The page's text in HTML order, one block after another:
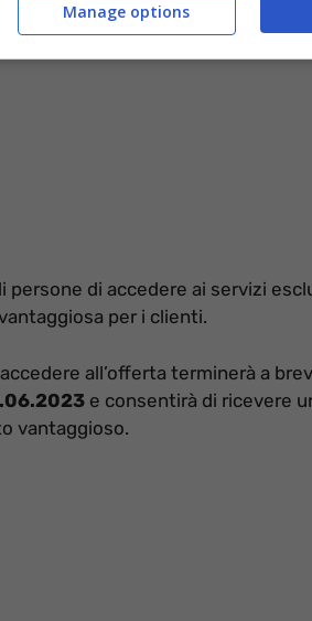
persone di accedere ai servizi
per i clienti.
all’offerta terminerà a
e consentirà di ricevere
vantaggioso.
Manage options